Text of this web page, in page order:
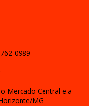
0989
Mercado Central e a
MG